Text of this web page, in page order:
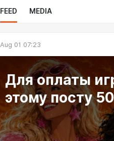
FEED MEDIA
Aug 01 07:23
Для оплаты
этому посту